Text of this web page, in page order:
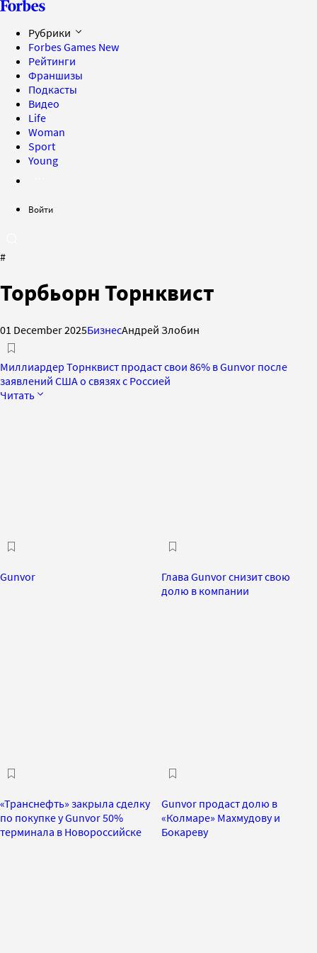
Рубрики
Forbes Games New
Рейтинги
Франшизы
Подкасты
Видео
Life
Woman
Sport
Young
Войти
#
Торбьорн Торнквист
01 December 2025БизнесАндрей Злобин
Миллиардер Торнквист продаст свои 86% в Gunvor после
заявлений США о связях с Россией
Читать
Gunvor
Глава Gunvor снизит свою
долю в компании
«Транснефть» закрыла сделку
по покупке у Gunvor 50%
терминала в Новороссийске
Gunvor продаст долю в
«Колмаре» Махмудову и
Бокареву